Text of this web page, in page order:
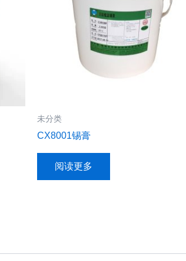
未分类
CX8001锡膏
阅读更多